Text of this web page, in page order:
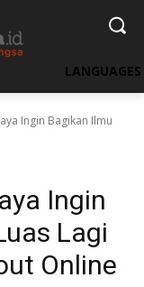
LANGUAGES
Ingin Bagikan Ilmu
Ingin
Lagi
Online